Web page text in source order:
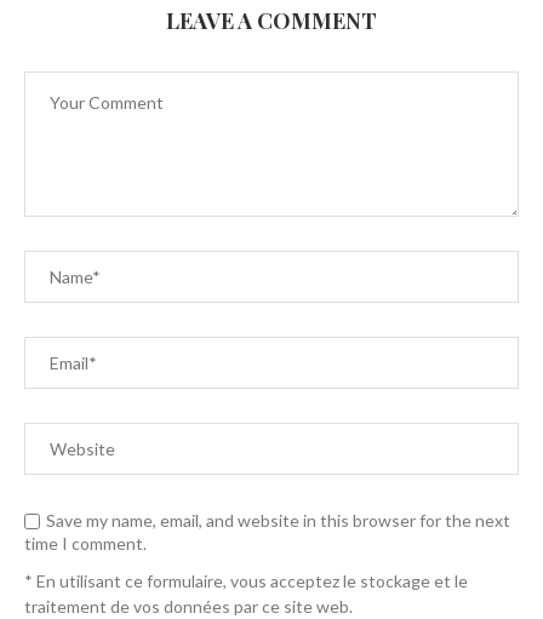
LEAVE A COMMENT
Save my name, email, and website in this browser for the next
time I comment.
* En utilisant ce formulaire, vous acceptez le stockage et le
traitement de vos données par ce site web.